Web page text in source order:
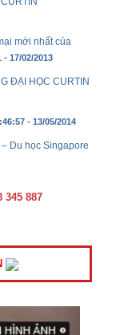
mới nhất của
- 17/02/2013
ĐẠI HỌC CURTIN
- 13/05/2014
Du học Singapore
345 887